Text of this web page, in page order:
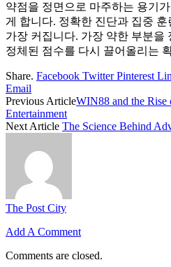
약점을 정면으로 마주하는 용기
게 합니다. 정확한 진단과 집중
가장 커집니다. 가장 약한 부분을
정체된 점수를 다시 끌어올리는
Share. Facebook Twitter Pinterest
Email
Previous ArticleWIN88 and the Rise
Entertainment
Next Article The Science Behind
The Post City
Add A Comment
Comments are closed.